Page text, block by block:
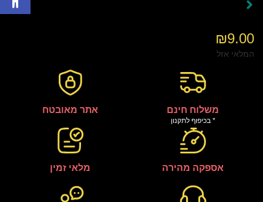
₪9.00
המלאי אזל
משלוח חינם
* בכיפוף לתקנון
אתר מאובטח
אספקה מהירה מלאי זמין